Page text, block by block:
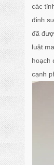
các
định
đã
luật
hoạch
cạnh